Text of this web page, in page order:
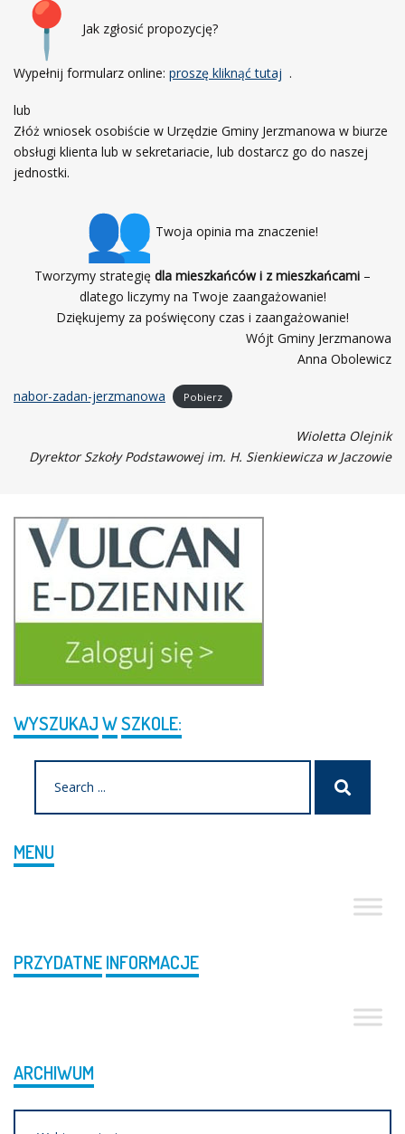
Jak zgłosić propozycję?
Wypełnij formularz online: proszę kliknąć tutaj .
lub
Złóż wniosek osobiście w Urzędzie Gminy Jerzmanowa w biurze
obsługi klienta lub w sekretariacie, lub dostarcz go do naszej
jednostki.
Twoja opinia ma znaczenie!
Tworzymy strategię dla mieszkańców i z mieszkańcami –
dlatego liczymy na Twoje zaangażowanie!
Dziękujemy za poświęcony czas i zaangażowanie!
Wójt Gminy Jerzmanowa
Anna Obolewicz
nabor-zadan-jerzmanowa Pobierz
Wioletta Olejnik
Dyrektor Szkoły Podstawowej im. H. Sienkiewicza w Jaczowie
WYSZUKAJWSZKOLE:
Szukaj
MENU
PRZYDATNEINFORMACJE
ARCHIWUM